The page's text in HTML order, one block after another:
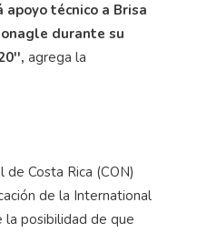
técnico a Brisa
durante su
agrega la
Costa Rica (CON)
de la International
la posibilidad de que